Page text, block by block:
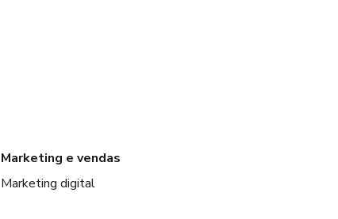
Marketing e vendas
Marketing digital